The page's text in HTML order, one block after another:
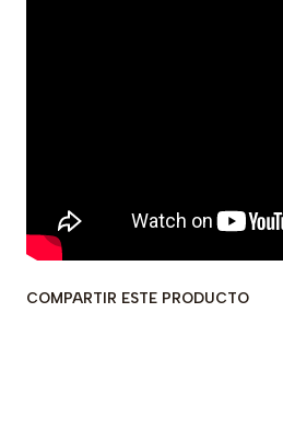
COMPARTIR ESTE PRODUCTO